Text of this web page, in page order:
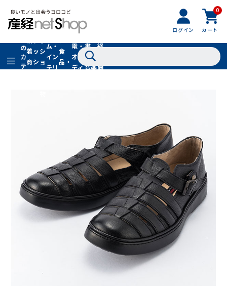
ログイン
0
カート
全
の
カ
テ
着
商
品
フ
ッ
シ
ョ
フ
ァ
シ
ョ
ン
ム・
イン
テリ
グル
食
品・
ドリ
家
電・
オー
ディ
書
籍・
音楽
経
聞